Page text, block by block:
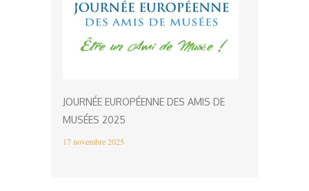
JOURNÉE EUROPÉENNE DES AMIS DE
MUSÉES 2025
17 novembre 2025